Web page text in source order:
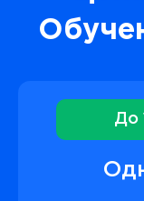
До